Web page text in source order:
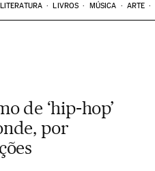
LITERATURA LIVROS MÚSICA ARTE
de ‘hip-hop’
por